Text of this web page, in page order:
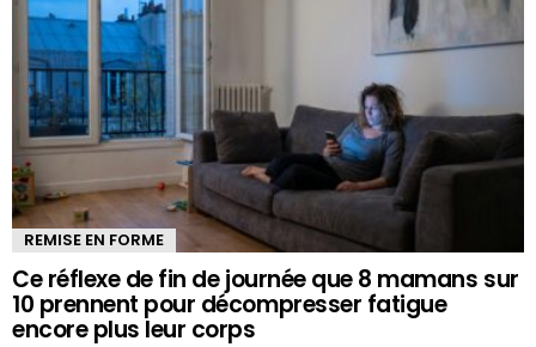
REMISE EN FORME
Ce réflexe de fin de journée que 8 mamans sur
10 prennent pour décompresser fatigue
encore plus leur corps